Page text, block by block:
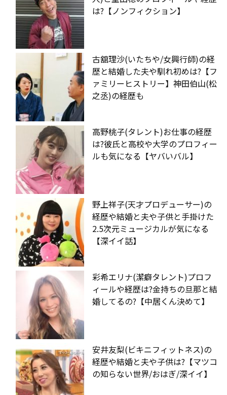
は?【ノンフィクション】
古舘理沙(いたちや/女興行師)の経
歴と結婚した夫や馴れ初めは?【フ
ァミリーヒストリー】神田伯山(松
之丞)の経歴も
高野桃子(タレント)お仕事の経歴
は?彼氏と高校や大学のプロフィー
ルも気になる【ヤバいバル】
野上祥子(天才プロデューサー)の
経歴や結婚と夫や子供と手掛けた
2.5次元ミュージカルが気になる
【深イイ話】
彩希エリナ(潔癖タレント)プロフ
ィールや経歴は?金持ちの旦那と結
婚してるの?【中居くん決めて】
安井友梨(ビキニフィットネス)の
経歴や結婚と夫や子供は?【マツコ
の知らない世界/おはぎ/深イイ】